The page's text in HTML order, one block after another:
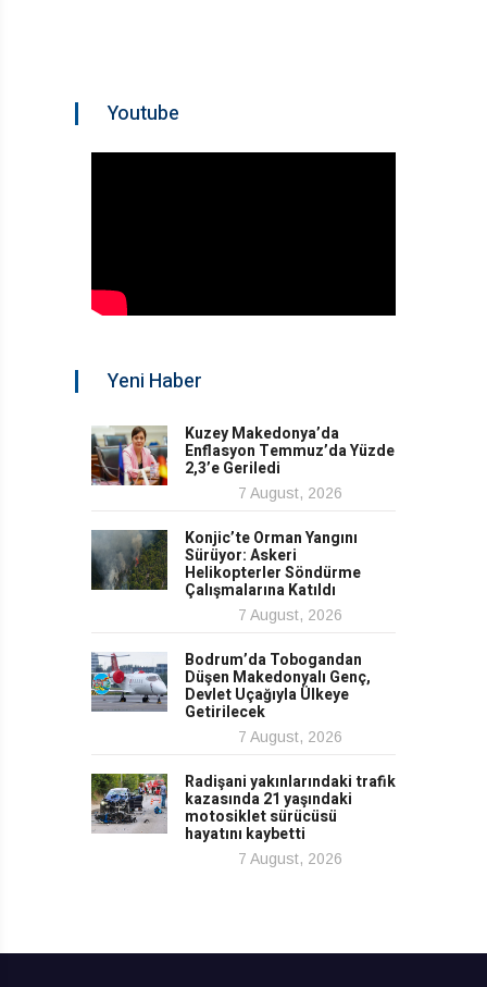
Youtube
Yeni Haber
Kuzey Makedonya’da
Enflasyon Temmuz’da Yüzde
2,3’e Geriledi
7 August, 2026
Konjic’te Orman Yangını
Sürüyor: Askeri
Helikopterler Söndürme
Çalışmalarına Katıldı
7 August, 2026
Bodrum’da Tobogandan
Düşen Makedonyalı Genç,
Devlet Uçağıyla Ülkeye
Getirilecek
7 August, 2026
Radişani yakınlarındaki trafik
kazasında 21 yaşındaki
motosiklet sürücüsü
hayatını kaybetti
7 August, 2026